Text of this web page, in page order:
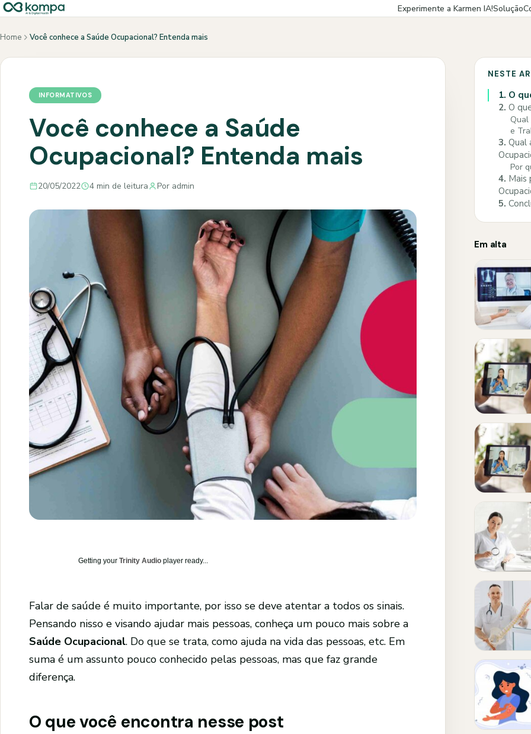
Experimente a Karmen IA!Solução
Home Você conhece a Saúde Ocupacional? Entenda mais
INFORMATIVOS
Você conhece a Saúde
Ocupacional? Entenda mais
20/05/2022 4 min de leitura Por admin
Getting your Trinity Audio player ready...
Falar de saúde é muito importante, por isso se deve atentar a todos os sinais.
Pensando nisso e visando ajudar mais pessoas, conheça um pouco mais sobre a
Saúde Ocupacional. Do que se trata, como ajuda na vida das pessoas, etc. Em
suma é um assunto pouco conhecido pelas pessoas, mas que faz grande
diferença.
O que você encontra nesse post
NESTE
1. O
2. O
e
3. Qual
Por
4. Mais
5.
Em alta